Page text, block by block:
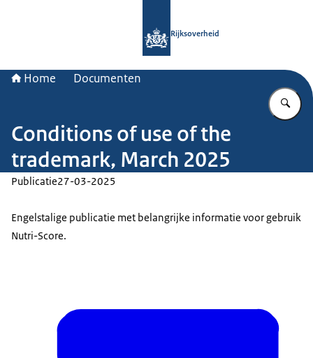
Rijksoverheid
Home Documenten
Conditions of use of the
trademark, March 2025
Publicatie27-03-2025
Engelstalige publicatie met belangrijke informatie voor gebruik
Nutri-Score.